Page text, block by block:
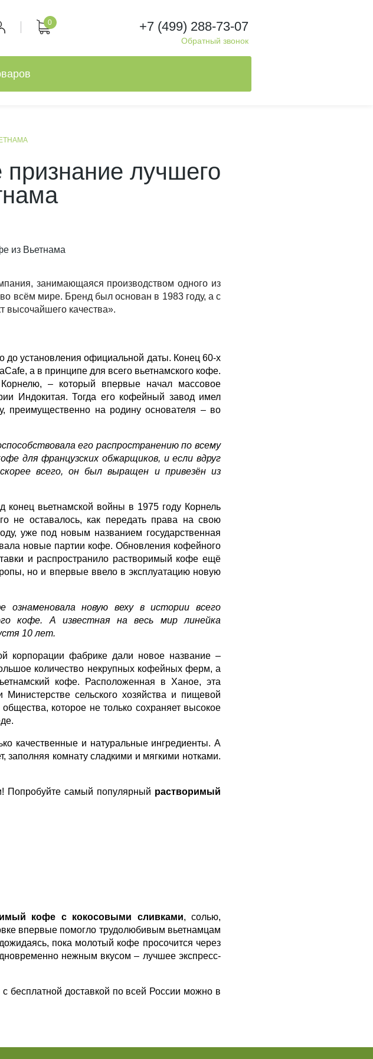
0 +7 (499) 288-73-07
Обратный звонок
лучшего
занимающаяся производством одного из
всём мире. Бренд был основан в 1983 году, а с
высочайшего качества».
до установления официальной даты. Конец 60-х
а в принципе для всего вьетнамского кофе.
– который впервые начал массовое
Индокитая. Тогда его кофейный завод имел
преимущественно на родину основателя – во
его распространению по всему
для французских обжарщиков, и если вдруг
всего, он был выращен и привезён из
вьетнамской войны в 1975 году Корнель
не оставалось, как передать права на свою
уже под новым названием государственная
новые партии кофе. Обновления кофейного
и распространило растворимый кофе ещё
но и впервые ввело в эксплуатацию новую
ознаменовала новую веху в истории всего
кофе. А известная на весь мир линейка
10 лет.
корпорации фабрике дали новое название –
количество некрупных кофейных ферм, а
кофе. Расположенная в Ханое, эта
сельского хозяйства и пищевой
которое не только сохраняет высокое
качественные и натуральные ингредиенты. А
заполняя комнату сладкими и мягкими нотками.
самый популярный растворимый
кофе с кокосовыми сливками, солью,
впервые помогло трудолюбивым вьетнамцам
пока молотый кофе просочится через
нежным вкусом – лучшее экспресс-
бесплатной доставкой по всей России можно в